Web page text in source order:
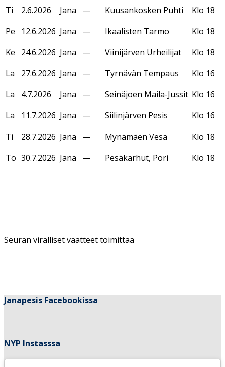
Ti
2.6.2026 Jana — Kuusankosken Puhti
Klo 18
Pe
12.6.2026 Jana — Ikaalisten Tarmo
Klo 18
Ke
24.6.2026 Jana — Viinijärven Urheilijat
Klo 18
La
27.6.2026 Jana — Tyrnävän Tempaus
Klo 16
La
4.7.2026 Jana — Seinäjoen Maila-Jussit Klo 16
La
11.7.2026 Jana — Siilinjärven Pesis
Klo 16
Ti
28.7.2026 Jana — Mynämäen Vesa
Klo 18
To 30.7.2026 Jana — Pesäkarhut, Pori Klo 18
Seuran viralliset vaatteet toimittaa
Janapesis Facebookissa
NYP Instasssa